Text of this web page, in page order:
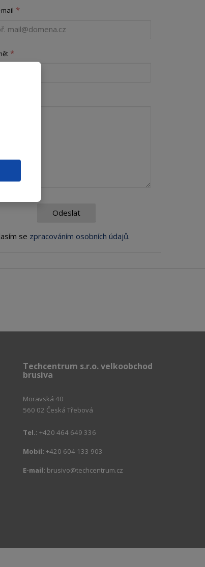
*
*
Odeslat
se zpracováním osobních údajů.
Techcentrum s.r.o. velkoobchod
brusiva
Moravská 40
560 02 Česká Třebová
Tel.: +420 464 649 336
Mobil: +420 604 133 903
E-mail: brusivo@techcentrum.cz